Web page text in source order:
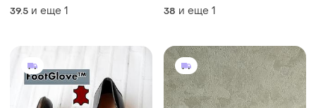
39.5 и еще 1 38 и еще 1